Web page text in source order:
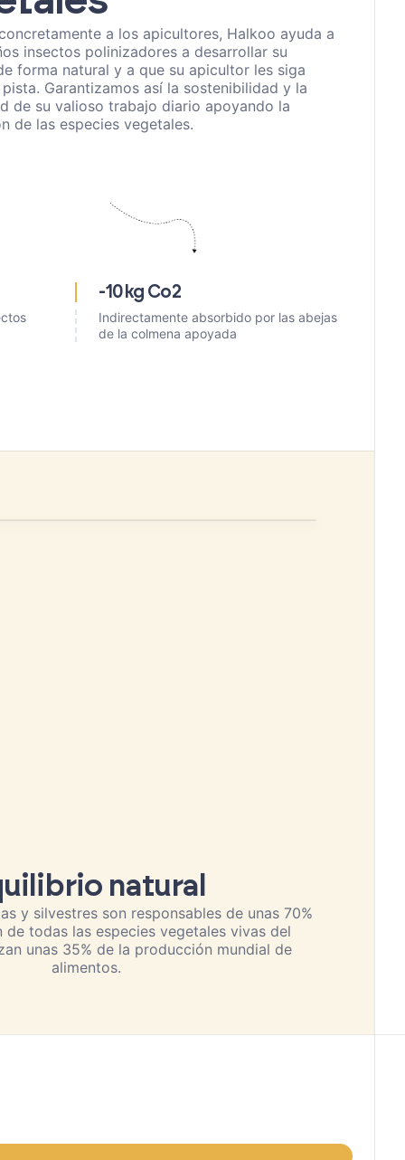
a los apicultores, Halkoo ayuda a
insectos polinizadores a desarrollar su
forma natural y a que su apicultor les siga
Garantizamos así la sostenibilidad y la
de su valioso trabajo diario apoyando la
de las especies vegetales.
-10kg Co2
Indirectamente absorbido por las abejas
de la colmena apoyada
natural
y silvestres son responsables de unas 70%
todas las especies vegetales vivas del
unas 35% de la producción mundial de
alimentos.